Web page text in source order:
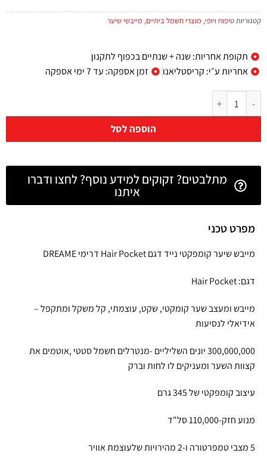
קטגוריותטיפוח ויופי, מוצרי חשמל ביתיים, מייבשי שיער
תקופת אחריות: שנה + שנתיים בכפוף לתקנון
אחריות ע״י: קריסטליאנו
זמן אספקה: עד 7 ימי אספקה
הוספה לסל
מתלבטים? זקוקים למידע נוסף? לחצו ודברו
איתנו
מפרט טכני
מייבש שיער קומפקטי נייד דגם Hair Pocket דרימי DREAME
דגם: Hair Pocket
מייבש ומעצב שער קומקטי, שקט, עוצמתי, קל משקל ומתקפל –
אידיאלי לנסיעות
300,000,000 יונים השליליים -מנטרלים חשמל סטטי ,אוטמים את
קצוות השער ומעניקים לו לחות וברק
עיצוב קומפקטי של 345 גרם
מנוע חזק-110,000 סל"ד
5 מצבי טמפרטורה ו-2 מהירויות שלעוצמת אוויר